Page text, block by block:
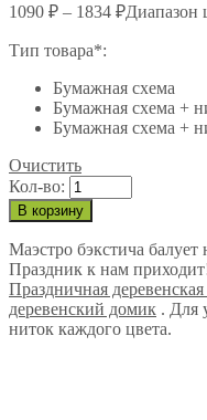
1090 ₽ – 1834 ₽Диапазон
Тип товара*:
Бумажная схема
Бумажная схема +
Бумажная схема +
Очистить
Кол-во:
В корзину
Маэстро бэкстича
Праздник к нам
Праздничная
деревенский домик . Для
ниток каждого цвета.